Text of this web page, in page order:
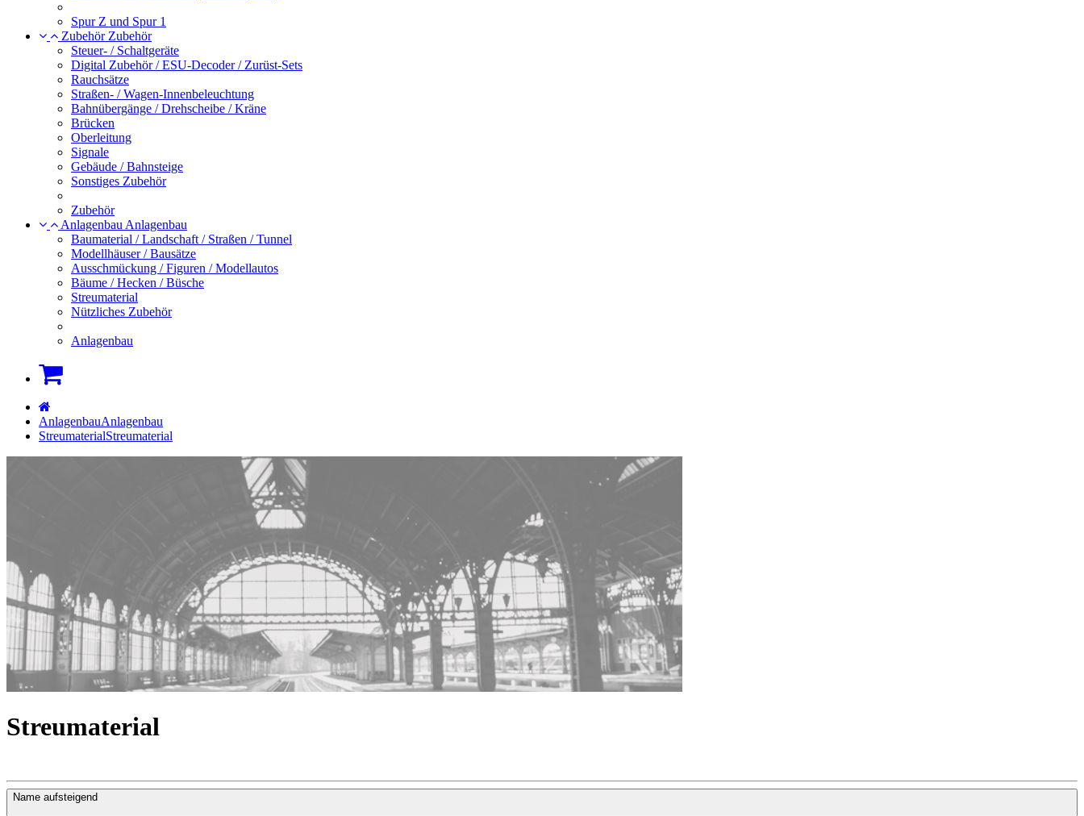
Spur Z und Spur 1
Zubehör Zubehör
Steuer- / Schaltgeräte
Digital Zubehör / ESU-Decoder / Zurüst-Sets
Rauchsätze
Straßen- / Wagen-Innenbeleuchtung
Bahnübergänge / Drehscheibe / Kräne
Brücken
Oberleitung
Signale
Gebäude / Bahnsteige
Sonstiges Zubehör
Zubehör
Anlagenbau Anlagenbau
Baumaterial / Landschaft / Straßen / Tunnel
Modellhäuser / Bausätze
Ausschmückung / Figuren / Modellautos
Bäume / Hecken / Büsche
Streumaterial
Nützliches Zubehör
Anlagenbau
Warenkorb
AnlagenbauAnlagenbau
StreumaterialStreumaterial
Streumaterial
Name aufsteigend